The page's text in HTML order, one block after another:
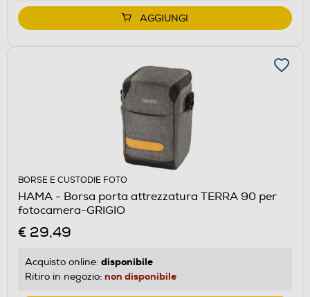
AGGIUNGI
BORSE E CUSTODIE FOTO
HAMA - Borsa porta attrezzatura TERRA 90 per
fotocamera-GRIGIO
€ 29,49
Acquisto online: disponibile
Ritiro in negozio: non disponibile